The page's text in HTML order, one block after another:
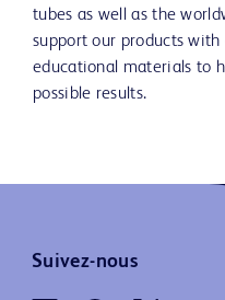
tubes as well as the
support our products
educational materials to
possible results.
Suivez-nous